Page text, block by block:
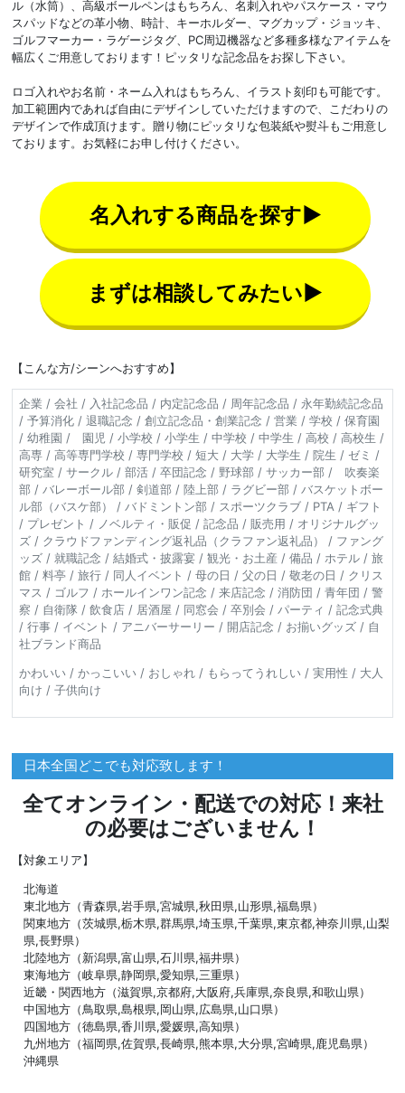
ル（水筒）、高級ボールペンはもちろん、名刺入れやパスケース・マウ
スパッドなどの革小物、時計、キーホルダー、マグカップ・ジョッキ、
ゴルフマーカー・ラゲージタグ、PC周辺機器など多種多様なアイテムを
幅広くご用意しております！ピッタリな記念品をお探し下さい。
ロゴ入れやお名前・ネーム入れはもちろん、イラスト刻印も可能です。
加工範囲内であれば自由にデザインしていただけますので、こだわりの
デザインで作成頂けます。贈り物にピッタリな包装紙や熨斗もご用意し
ております。お気軽にお申し付けください。
名入れする商品を探す▶
まずは相談してみたい▶
【こんな方/シーンへおすすめ】
企業 / 会社 / 入社記念品 / 内定記念品 / 周年記念品 / 永年勤続記念品
/ 予算消化 / 退職記念 / 創立記念品・創業記念 / 営業 / 学校 / 保育園
/ 幼稚園 / 園児 / 小学校 / 小学生 / 中学校 / 中学生 / 高校 / 高校生 /
高専 / 高等専門学校 / 専門学校 / 短大 / 大学 / 大学生 / 院生 / ゼミ /
研究室 / サークル / 部活 / 卒団記念 / 野球部 / サッカー部 / 吹奏楽
部 / バレーボール部 / 剣道部 / 陸上部 / ラグビー部 / バスケットボー
ル部（バスケ部） / バドミントン部 / スポーツクラブ / PTA / ギフト
/ プレゼント / ノベルティ・販促 / 記念品 / 販売用 / オリジナルグッ
ズ / クラウドファンディング返礼品（クラファン返礼品） / ファング
ッズ / 就職記念 / 結婚式・披露宴 / 観光・お土産 / 備品 / ホテル / 旅
館 / 料亭 / 旅行 / 同人イベント / 母の日 / 父の日 / 敬老の日 / クリス
マス / ゴルフ / ホールインワン記念 / 来店記念 / 消防団 / 青年団 / 警
察 / 自衛隊 / 飲食店 / 居酒屋 / 同窓会 / 卒別会 / パーティ / 記念式典
/ 行事 / イベント / アニバーサーリー / 開店記念 / お揃いグッズ / 自
社ブランド商品
かわいい / かっこいい / おしゃれ / もらってうれしい / 実用性 / 大人
向け / 子供向け
日本全国どこでも対応致します！
全てオンライン・配送での対応！来社
の必要はございません！
【対象エリア】
北海道
東北地方（青森県,岩手県,宮城県,秋田県,山形県,福島県）
関東地方（茨城県,栃木県,群馬県,埼玉県,千葉県,東京都,神奈川県,山梨
県,長野県）
北陸地方（新潟県,富山県,石川県,福井県）
東海地方（岐阜県,静岡県,愛知県,三重県）
近畿・関西地方（滋賀県,京都府,大阪府,兵庫県,奈良県,和歌山県）
中国地方（鳥取県,島根県,岡山県,広島県,山口県）
四国地方（徳島県,香川県,愛媛県,高知県）
九州地方（福岡県,佐賀県,長崎県,熊本県,大分県,宮崎県,鹿児島県）
沖縄県